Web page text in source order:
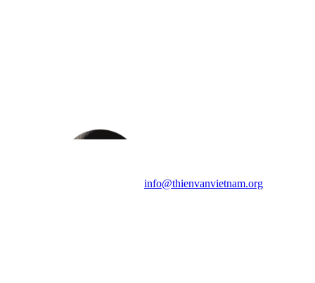
info@thienvanvietnam.org